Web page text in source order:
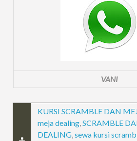
VANI
KURSI SCRAMBLE DAN
meja dealing,SCRAMBLE
DEALING,sewa kursi